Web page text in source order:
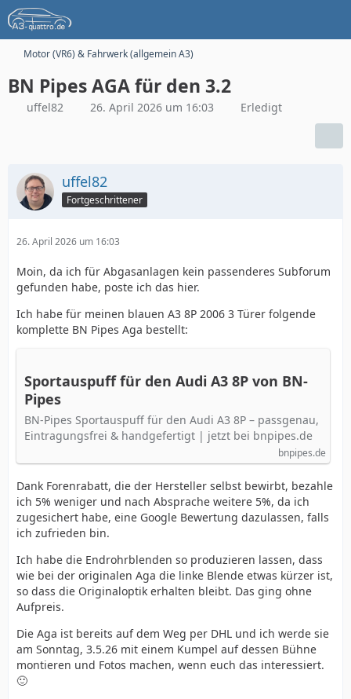
Motor (VR6) & Fahrwerk (allgemein A3)
BN Pipes AGA für den 3.2
uffel82 26. April 2026 um 16:03 Erledigt
uffel82
Fortgeschrittener
26. April 2026 um 16:03
Moin, da ich für Abgasanlagen kein passenderes Subforum
gefunden habe, poste ich das hier.
Ich habe für meinen blauen A3 8P 2006 3 Türer folgende
komplette BN Pipes Aga bestellt:
Sportauspuff für den Audi A3 8P von BN-
Pipes
BN-Pipes Sportauspuff für den Audi A3 8P – passgenau,
Eintragungsfrei & handgefertigt | jetzt bei bnpipes.de
bnpipes.de
Dank Forenrabatt, die der Hersteller selbst bewirbt, bezahle
ich 5% weniger und nach Absprache weitere 5%, da ich
zugesichert habe, eine Google Bewertung dazulassen, falls
ich zufrieden bin.
Ich habe die Endrohrblenden so produzieren lassen, dass
wie bei der originalen Aga die linke Blende etwas kürzer ist,
so dass die Originaloptik erhalten bleibt. Das ging ohne
Aufpreis.
Die Aga ist bereits auf dem Weg per DHL und ich werde sie
am Sonntag, 3.5.26 mit einem Kumpel auf dessen Bühne
montieren und Fotos machen, wenn euch das interessiert.
🙂